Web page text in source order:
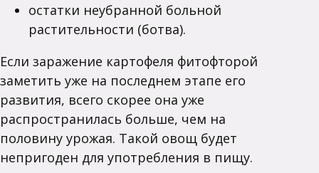
остатки неубранной больной
растительности (ботва).
Если заражение картофеля фитофторой
заметить уже на последнем этапе его
развития, всего скорее она уже
распространилась больше, чем на
половину урожая. Такой овощ будет
непригоден для употребления в пищу.